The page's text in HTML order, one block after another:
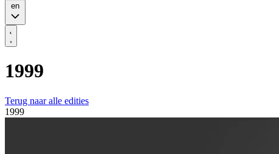
en
1999
Terug naar alle edities
1999